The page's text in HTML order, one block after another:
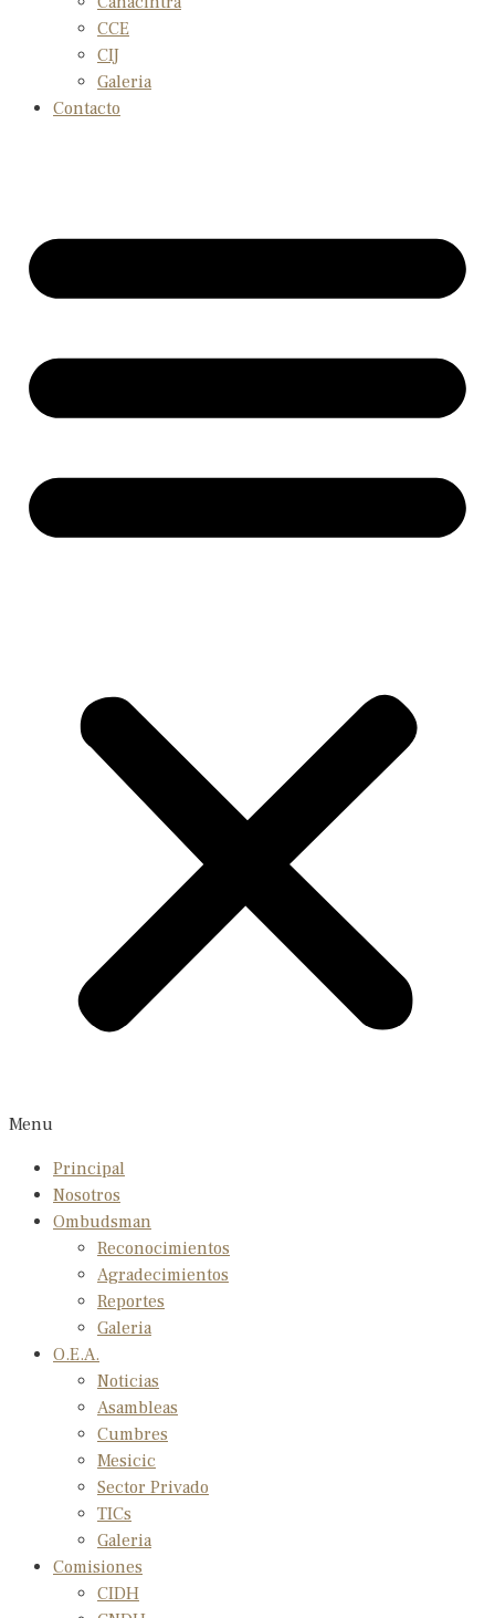
CCE
CIJ
Galeria
Contacto
Menu
Principal
Nosotros
Ombudsman
Reconocimientos
Agradecimientos
Reportes
Galeria
O.E.A.
Noticias
Asambleas
Cumbres
Mesicic
Sector Privado
TICs
Galeria
Comisiones
CIDH